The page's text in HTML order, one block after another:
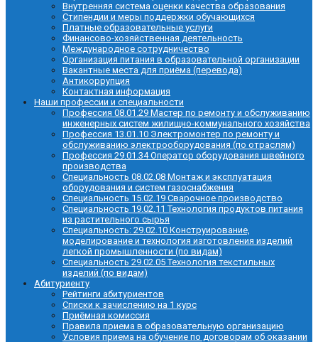
Внутренняя система оценки качества образования
Стипендии и меры поддержки обучающихся
Платные образовательные услуги
Финансово-хозяйственная деятельность
Международное сотрудничество
Организация питания в образовательной организации
Вакантные места для приёма (перевода)
Антикоррупция
Контактная информация
Наши профессии и специальности
Профессия 08.01.29 Мастер по ремонту и обслуживанию
инженерных систем жилищно-коммунального хозяйства
Профессия 13.01.10 Электромонтер по ремонту и
обслуживанию электрооборудования (по отраслям)
Профессия 29.01.34 Оператор оборудования швейного
производства
Специальность 08.02.08 Монтаж и эксплуатация
оборудования и систем газоснабжения
Специальность 15.02.19 Сварочное производство
Специальность 19.02.11 Технология продуктов питания
из растительного сырья
Специальность: 29.02.10 Конструирование,
моделирование и технология изготовления изделий
легкой промышленности (по видам)
Специальность 29.02.05 Технология текстильных
изделий (по видам)
Абитуриенту
Рейтинги абитуриентов
Списки к зачислению на 1 курс
Приёмная комиссия
Правила приема в образовательную организацию
Условия приема на обучение по договорам об оказании